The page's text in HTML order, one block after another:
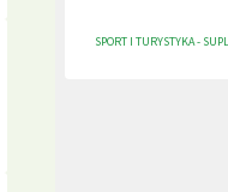
SPORT I TURYSTYKA -